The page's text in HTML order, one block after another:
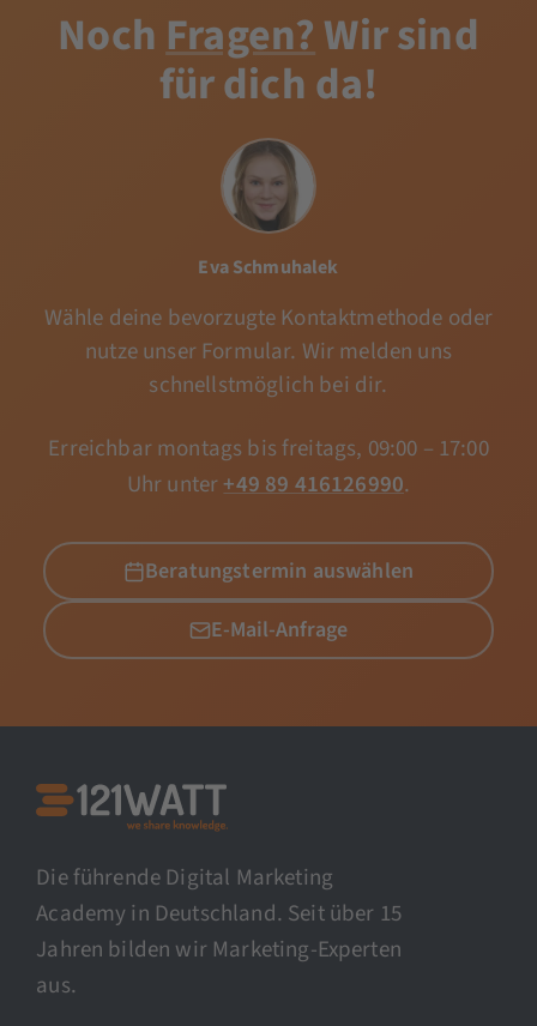
NochFragen?Wir sind
für dich da!
Eva Schmuhalek
Wähle deine bevorzugte Kontaktmethode oder
nutze unser Formular. Wir melden uns
schnellstmöglich bei dir.
Erreichbar montags bis freitags, 09:00 – 17:00
Uhr unter+49 89 416126990.
Beratungstermin auswählen
E-Mail-Anfrage
Die führende Digital Marketing
Academy in Deutschland. Seit über 15
Jahren bilden wir Marketing-Experten
aus.